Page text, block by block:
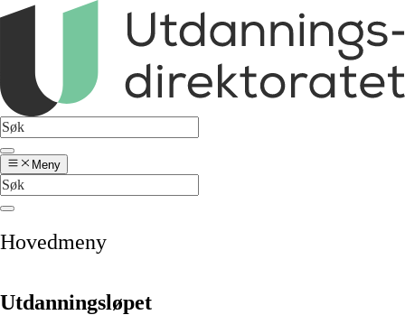
Meny
Hovedmeny
Utdanningsløpet